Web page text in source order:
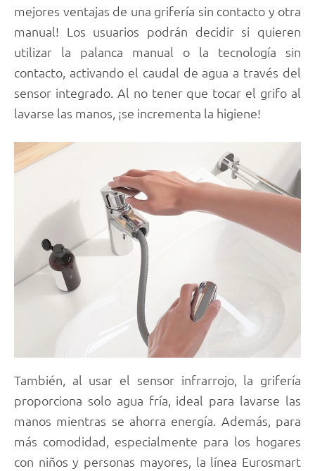
mejores ventajas de una grifería sin contacto y otra
manual! Los usuarios podrán decidir si quieren
utilizar la palanca manual o la tecnología sin
contacto, activando el caudal de agua a través del
sensor integrado. Al no tener que tocar el grifo al
lavarse las manos, ¡se incrementa la higiene!
También, al usar el sensor infrarrojo, la grifería
proporciona solo agua fría, ideal para lavarse las
manos mientras se ahorra energía. Además, para
más comodidad, especialmente para los hogares
con niños y personas mayores, la línea Eurosmart